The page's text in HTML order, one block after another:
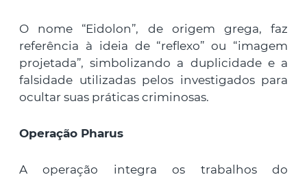
O nome “Eidolon”, de origem grega, faz
referência à ideia de “reflexo” ou “imagem
projetada”, simbolizando a duplicidade e a
falsidade utilizadas pelos investigados para
ocultar suas práticas criminosas.
Operação Pharus
A operação integra os trabalhos do